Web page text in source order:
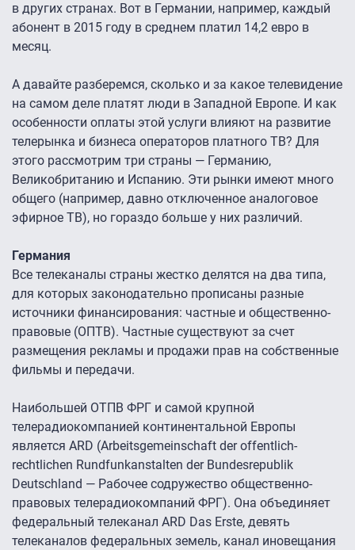
в других странах. Вот в Германии, например, каждый
абонент в 2015 году в среднем платил 14,2 евро в
месяц.
А давайте разберемся, сколько и за какое телевидение
на самом деле платят люди в Западной Европе. И как
особенности оплаты этой услуги влияют на развитие
телерынка и бизнеса операторов платного ТВ? Для
этого рассмотрим три страны — Германию,
Великобританию и Испанию. Эти рынки имеют много
общего (например, давно отключенное аналоговое
эфирное ТВ), но гораздо больше у них различий.
Германия
Все телеканалы страны жестко делятся на два типа,
для которых законодательно прописаны разные
источники финансирования: частные и общественно-
правовые (ОПТВ). Частные существуют за счет
размещения рекламы и продажи прав на собственные
фильмы и передачи.
Наибольшей ОТПВ ФРГ и самой крупной
телерадиокомпанией континентальной Европы
является ARD (Arbeitsgemeinschaft der offentlich-
rechtlichen Rundfunkanstalten der Bundesrepublik
Deutschland — Рабочее содружество общественно-
правовых телерадиокомпаний ФРГ). Она объединяет
федеральный телеканал ARD Das Erste, девять
телеканалов федеральных земель, канал иновещания